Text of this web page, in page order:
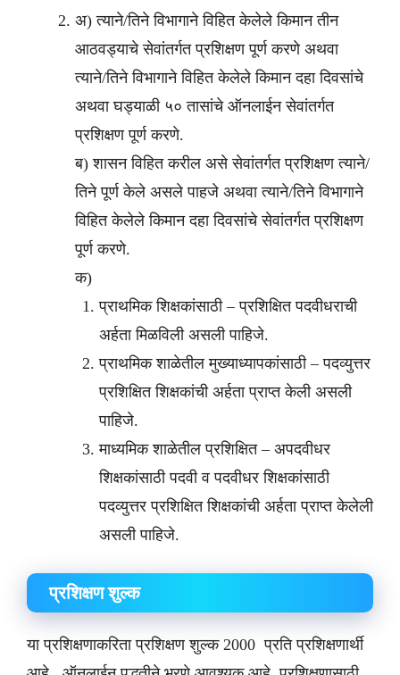
अ) त्याने/तिने विभागाने विहित केलेले किमान तीन
आठवड्याचे सेवांतर्गत प्रशिक्षण पूर्ण करणे अथवा
त्याने/तिने विभागाने विहित केलेले किमान दहा दिवसांचे
अथवा घड्याळी ५० तासांचे ऑनलाईन सेवांतर्गत
प्रशिक्षण पूर्ण करणे.
ब) शासन विहित करील असे सेवांतर्गत प्रशिक्षण त्याने/
तिने पूर्ण केले असले पाहजे अथवा त्याने/तिने विभागाने
विहित केलेले किमान दहा दिवसांचे सेवांतर्गत प्रशिक्षण
पूर्ण करणे.
क)
प्राथमिक शिक्षकांसाठी – प्रशिक्षित पदवीधराची
अर्हता मिळविली असली पाहिजे.
प्राथमिक शाळेतील मुख्याध्यापकांसाठी – पदव्युत्तर
प्रशिक्षित शिक्षकांची अर्हता प्राप्त केली असली
पाहिजे.
माध्यमिक शाळेतील प्रशिक्षित – अपदवीधर
शिक्षकांसाठी पदवी व पदवीधर शिक्षकांसाठी
पदव्युत्तर प्रशिक्षित शिक्षकांची अर्हता प्राप्त केलेली
असली पाहिजे.
प्रशिक्षण शुल्क
या प्रशिक्षणाकरिता प्रशिक्षण शुल्क 2000 प्रति प्रशिक्षणार्थी